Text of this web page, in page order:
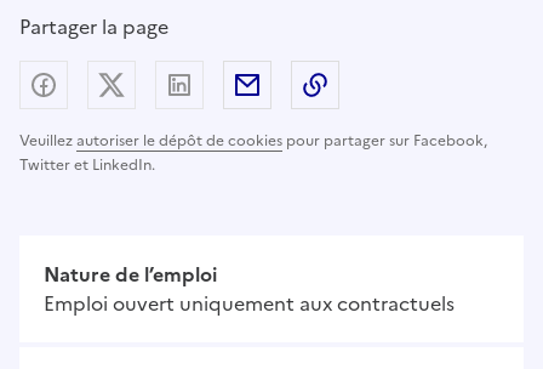
Partager la page
Veuillezautoriser le dépôt de cookies pour partager sur Facebook,
Twitter et LinkedIn.
Partager sur Facebook
Partager sur X (anciennement Twitter) -
Partager sur LinkedIn
Partager par email
Nature de l’emploi
Emploi ouvert uniquement aux contractuels